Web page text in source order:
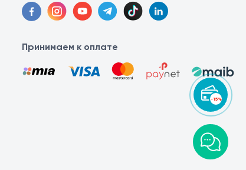
-15%
Принимаем к оплате